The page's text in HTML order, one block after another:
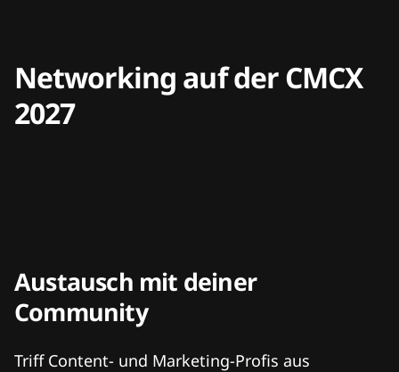
Networking auf der CMCX
2027
Austausch mit deiner
Community
Triff Content- und Marketing-Profis aus